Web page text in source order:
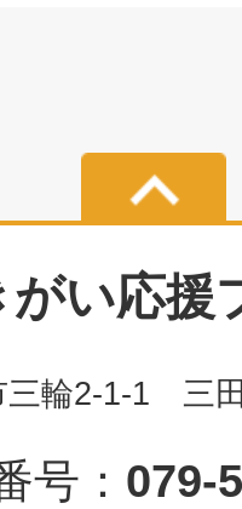
い応援
三輪2-1-1 三
号： 079-